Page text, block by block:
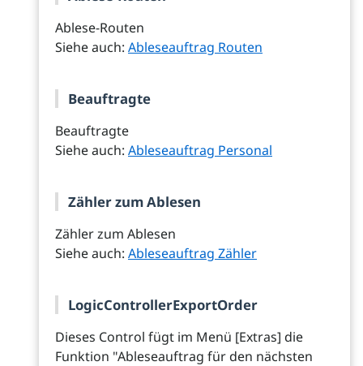
Ablese-Routen
Siehe auch: Ableseauftrag Routen
Beauftragte
Beauftragte
Siehe auch: Ableseauftrag Personal
Zähler zum Ablesen
Zähler zum Ablesen
Siehe auch: Ableseauftrag Zähler
LogicControllerExportOrder
Dieses Control fügt im Menü [Extras] die
Funktion "Ableseauftrag für den nächsten